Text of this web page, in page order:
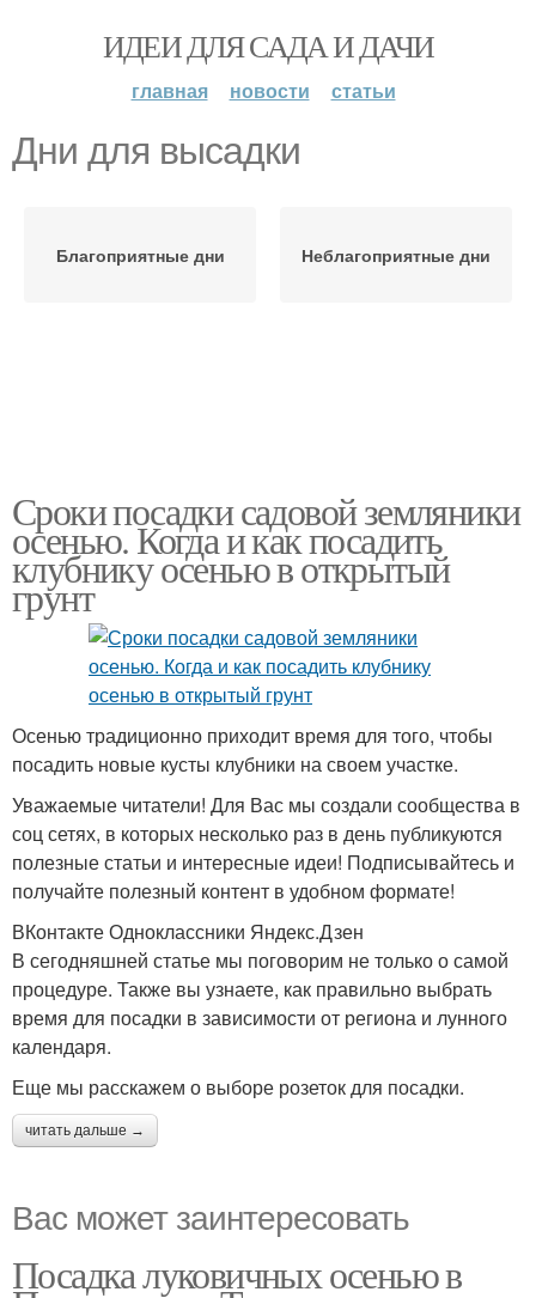
ИДЕИ ДЛЯ САДА И ДАЧИ
главная новости статьи
Дни для высадки
Благоприятные дни Неблагоприятные дни
Сроки посадки садовой земляники
осенью. Когда и как посадить
клубнику осенью в открытый
грунт
Осенью традиционно приходит время для того, чтобы
посадить новые кусты клубники на своем участке.
Уважаемые читатели! Для Вас мы создали сообщества в
соц сетях, в которых несколько раз в день публикуются
полезные статьи и интересные идеи! Подписывайтесь и
получайте полезный контент в удобном формате!
ВКонтакте Одноклассники Яндекс.Дзен
В сегодняшней статье мы поговорим не только о самой
процедуре. Также вы узнаете, как правильно выбрать
время для посадки в зависимости от региона и лунного
календаря.
Еще мы расскажем о выборе розеток для посадки.
читать дальше →
Вас может заинтересовать
Посадка луковичных осенью в